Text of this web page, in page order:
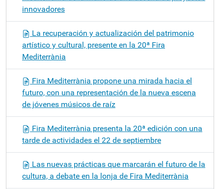
innovadores
La recuperación y actualización del patrimonio
artístico y cultural, presente en la 20ª Fira
Mediterrània
Fira Mediterrània propone una mirada hacia el
futuro, con una representación de la nueva escena
de jóvenes músicos de raíz
Fira Mediterrània presenta la 20ª edición con una
tarde de actividades el 22 de septiembre
Las nuevas prácticas que marcarán el futuro de la
cultura, a debate en la lonja de Fira Mediterrània